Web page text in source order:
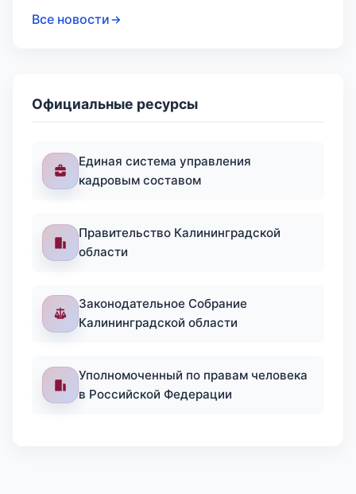
Все новости
Официальные ресурсы
Единая система управления
кадровым составом
Правительство Калининградской
области
Законодательное Собрание
Калининградской области
Уполномоченный по правам человека
в Российской Федерации